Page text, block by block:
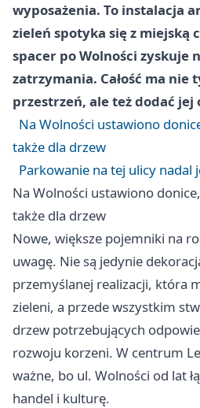
wyposażenia. To instalacja
zieleń spotyka się z miejską
spacer po Wolności zyskuje
zatrzymania. Całość ma nie
przestrzeń, ale też dodać jej
Na Wolności ustawiono
także dla drzew
Parkowanie na tej ulicy nadal
Na Wolności ustawiono
także dla drzew
Nowe, większe pojemniki na
uwagę. Nie są jedynie
przemyślanej realizacji, która
zieleni, a przede wszystkim
drzew potrzebujących
rozwoju korzeni. W centrum
ważne, bo ul. Wolności od lat
handel i kulturę.